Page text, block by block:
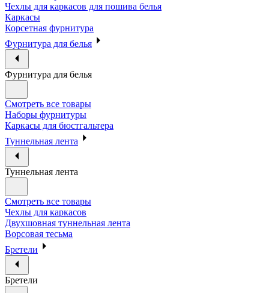
Чехлы для каркасов для пошива белья
Каркасы
Корсетная фурнитура
Фурнитура для белья
Фурнитура для белья
Смотреть все товары
Наборы фурнитуры
Каркасы для бюстгальтера
Туннельная лента
Туннельная лента
Смотреть все товары
Чехлы для каркасов
Двухшовная туннельная лента
Ворсовая тесьма
Бретели
Бретели